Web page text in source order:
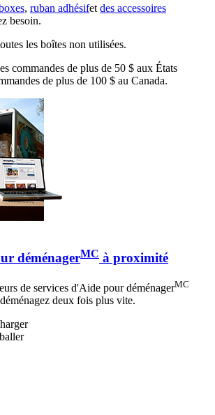
, ruban adhésifet des accessoires
besoin.
les boîtes non utilisées.
commandes de plus de 50 $ aux États
de plus de 100 $ au Canada.
déménagerMC à proximité
de services d'Aide pour déménagerMC
deux fois plus vite.